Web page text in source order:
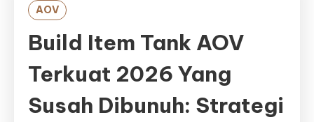
AOV
Build Item Tank AOV
Terkuat 2026 Yang
Susah Dibunuh: Strategi